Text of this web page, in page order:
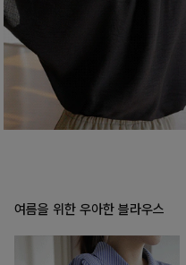
여름을 위한 우아한 블라우스